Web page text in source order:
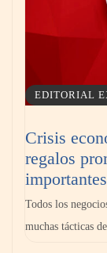
Canarias
donde
EDITORIAL
Crisis
regalos
importantes
Todos los
muchas tácticas